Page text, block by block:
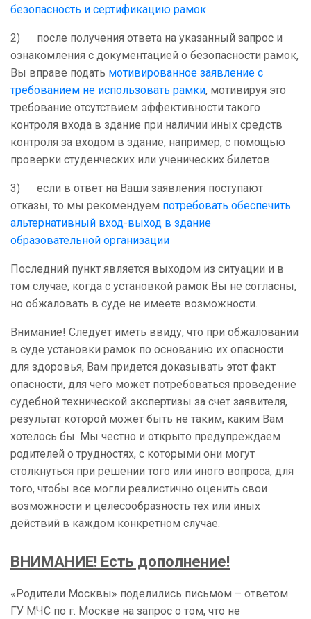
безопасность и сертификацию рамок
2) после получения ответа на указанный запрос и
ознакомления с документацией о безопасности рамок,
Вы вправе подать мотивированное заявление с
требованием не использовать рамки, мотивируя это
требование отсутствием эффективности такого
контроля входа в здание при наличии иных средств
контроля за входом в здание, например, с помощью
проверки студенческих или ученических билетов
3) если в ответ на Ваши заявления поступают
отказы, то мы рекомендуем потребовать обеспечить
альтернативный вход-выход в здание
образовательной организации
Последний пункт является выходом из ситуации и в
том случае, когда с установкой рамок Вы не согласны,
но обжаловать в суде не имеете возможности.
Внимание! Следует иметь ввиду, что при обжаловании
в суде установки рамок по основанию их опасности
для здоровья, Вам придется доказывать этот факт
опасности, для чего может потребоваться проведение
судебной технической экспертизы за счет заявителя,
результат которой может быть не таким, каким Вам
хотелось бы. Мы честно и открыто предупреждаем
родителей о трудностях, с которыми они могут
столкнуться при решении того или иного вопроса, для
того, чтобы все могли реалистично оценить свои
возможности и целесообразность тех или иных
действий в каждом конкретном случае.
ВНИМАНИЕ! Есть дополнение!
«Родители Москвы» поделились письмом – ответом
ГУ МЧС по г. Москве на запрос о том, что не